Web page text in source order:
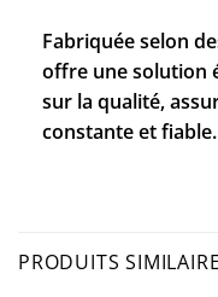
Fabriquée selon
offre une solution
sur la qualité,
constante et fiable.
PRODUITS